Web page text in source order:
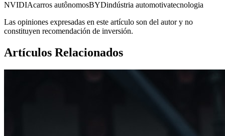
NVIDIAcarros autônomosBYDindústria automotivatecnologia
Las opiniones expresadas en este artículo son del autor y no
constituyen recomendación de inversión.
Artículos Relacionados